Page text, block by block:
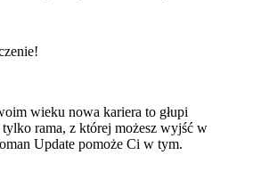
wieku nowa kariera to głupi
tylko rama, z której możesz wyjść w
Update pomoże Ci w tym.